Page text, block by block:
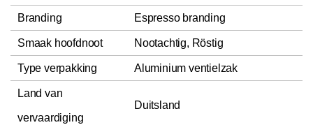
Branding Espresso branding
Smaak hoofdnoot Nootachtig, Röstig
Type verpakking Aluminium ventielzak
Land van
vervaardiging
Duitsland